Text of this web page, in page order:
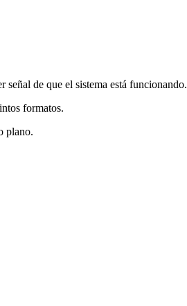
de que el sistema está funcionando.
formatos.
plano.